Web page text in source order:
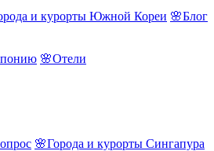
и курорты Южной Кореи 🌸Блог
🌸Отели
🌸Города и курорты Сингапура